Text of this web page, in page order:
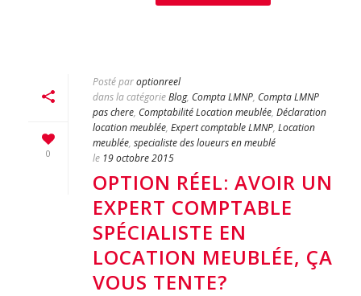
0
Posté paroptionreel
dans la catégorieBlog, Compta LMNP, Compta LMNP
pas chere, Comptabilité Location meublée, Déclaration
location meublée, Expert comptable LMNP, Location
meublée, specialiste des loueurs en meublé
le 19 octobre 2015
OPTION RÉEL: AVOIR UN
EXPERT COMPTABLE
SPÉCIALISTE EN
LOCATION MEUBLÉE, ÇA
VOUS TENTE?